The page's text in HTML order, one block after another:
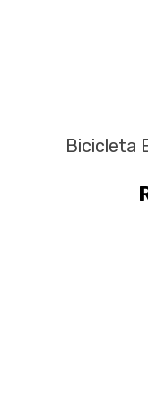
Bicicleta